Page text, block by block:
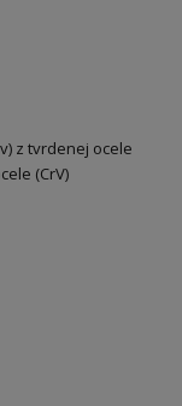
z tvrdenej ocele
(CrV)